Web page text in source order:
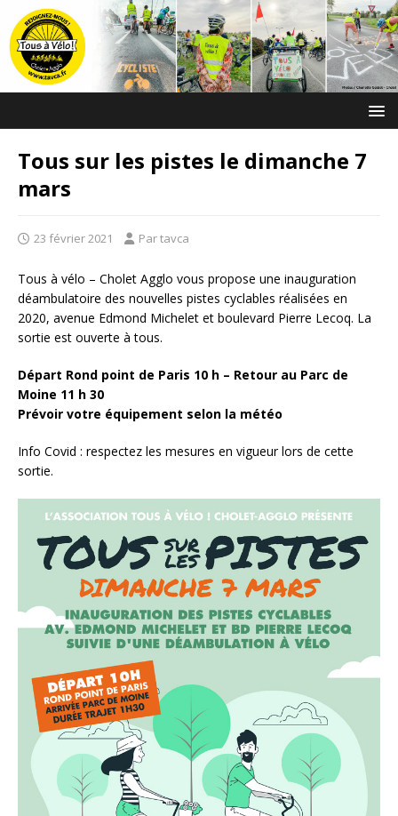
Tous sur les pistes le dimanche 7
mars
23 février 2021 Par tavca
Tous à vélo – Cholet Agglo vous propose une inauguration
déambulatoire des nouvelles pistes cyclables réalisées en
2020, avenue Edmond Michelet et boulevard Pierre Lecoq. La
sortie est ouverte à tous.
Départ Rond point de Paris 10 h – Retour au Parc de
Moine 11 h 30
Prévoir votre équipement selon la météo
Info Covid : respectez les mesures en vigueur lors de cette
sortie.